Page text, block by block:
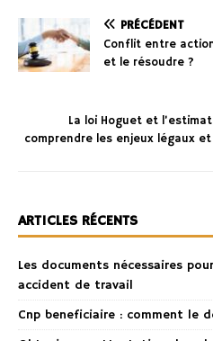
PRÉCÉDENT
Conflit entre
et le résoudre ?
La loi Hoguet et
comprendre les enjeux légaux
ARTICLES RÉCENTS
Les documents nécessaires
accident de travail
Cnp beneficiaire : comment le